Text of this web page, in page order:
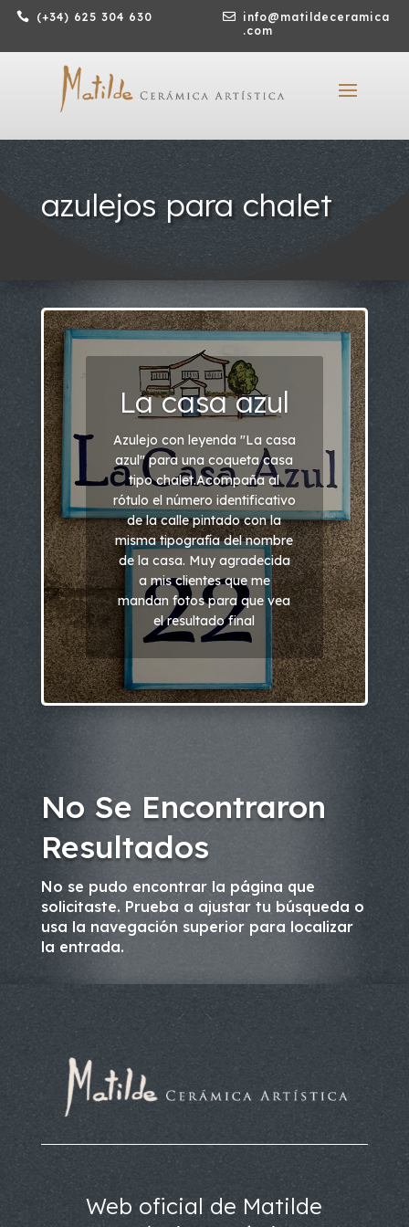
 (+34) 625 304 630 
info@matildeceramica
.com
azulejos para chalet
La casa azul
Azulejo con leyenda "La casa
azul" para una coqueta casa
tipo chalet.Acompaña al
rótulo el número identificativo
de la calle pintado con la
misma tipografía del nombre
de la casa. Muy agradecida
a mis clientes que me
mandan fotos para que vea
el resultado final
No Se Encontraron
Resultados
No se pudo encontrar la página que
solicitaste. Prueba a ajustar tu búsqueda o
usa la navegación superior para localizar
la entrada.
Web oficial de Matilde